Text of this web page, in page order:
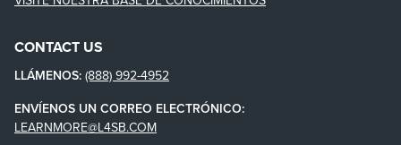
CONTACT US
LLÁMENOS: (888) 992-4952
ENVÍENOS UN CORREO ELECTRÓNICO:
LEARNMORE@L4SB.COM